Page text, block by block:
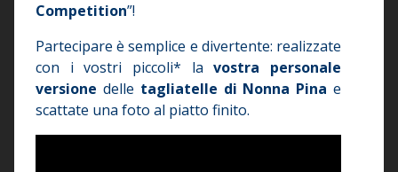
Competition”!
Partecipare è semplice e divertente: realizzate
con i vostri piccoli* lavostra personale
versione delle tagliatelle di Nonna Pinae
scattate una foto al piatto finito.